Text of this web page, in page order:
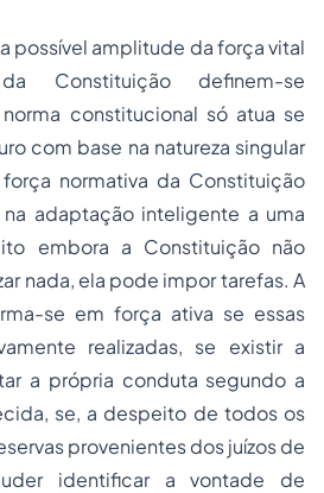
possível amplitude da força vital
Constituição definem-se
constitucional só atua se
com base na natureza singular
normativa da Constituição
adaptação inteligente a uma
embora a Constituição não
nada, ela pode impor tarefas. A
se em força ativa se essas
realizadas, se existir a
a própria conduta segundo a
se, a despeito de todos os
provenientes dos juízos de
identificar a vontade de